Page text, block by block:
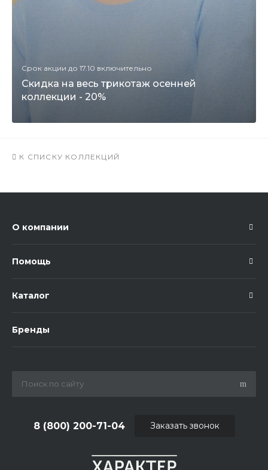
Срок акции до 17.10 включительно
Скидка на весь трикотаж осенней
коллекции - 20%
К СПИСКУ КОЛЛЕКЦИЙ
О компании
Помощь
Каталог
Бренды
8 (800) 200-71-04 Заказать звонок